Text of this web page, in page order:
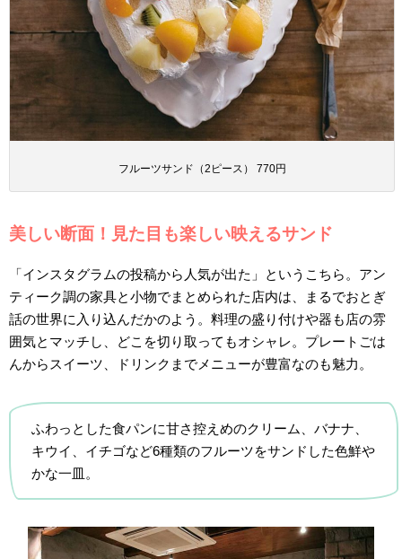
フルーツサンド（2ピース） 770円
美しい断面！見た目も楽しい映えるサンド
「インスタグラムの投稿から人気が出た」というこちら。アン
ティーク調の家具と小物でまとめられた店内は、まるでおとぎ
話の世界に入り込んだかのよう。料理の盛り付けや器も店の雰
囲気とマッチし、どこを切り取ってもオシャレ。プレートごは
んからスイーツ、ドリンクまでメニューが豊富なのも魅力。
ふわっとした食パンに甘さ控えめのクリーム、バナナ、
キウイ、イチゴなど6種類のフルーツをサンドした色鮮や
かな一皿。